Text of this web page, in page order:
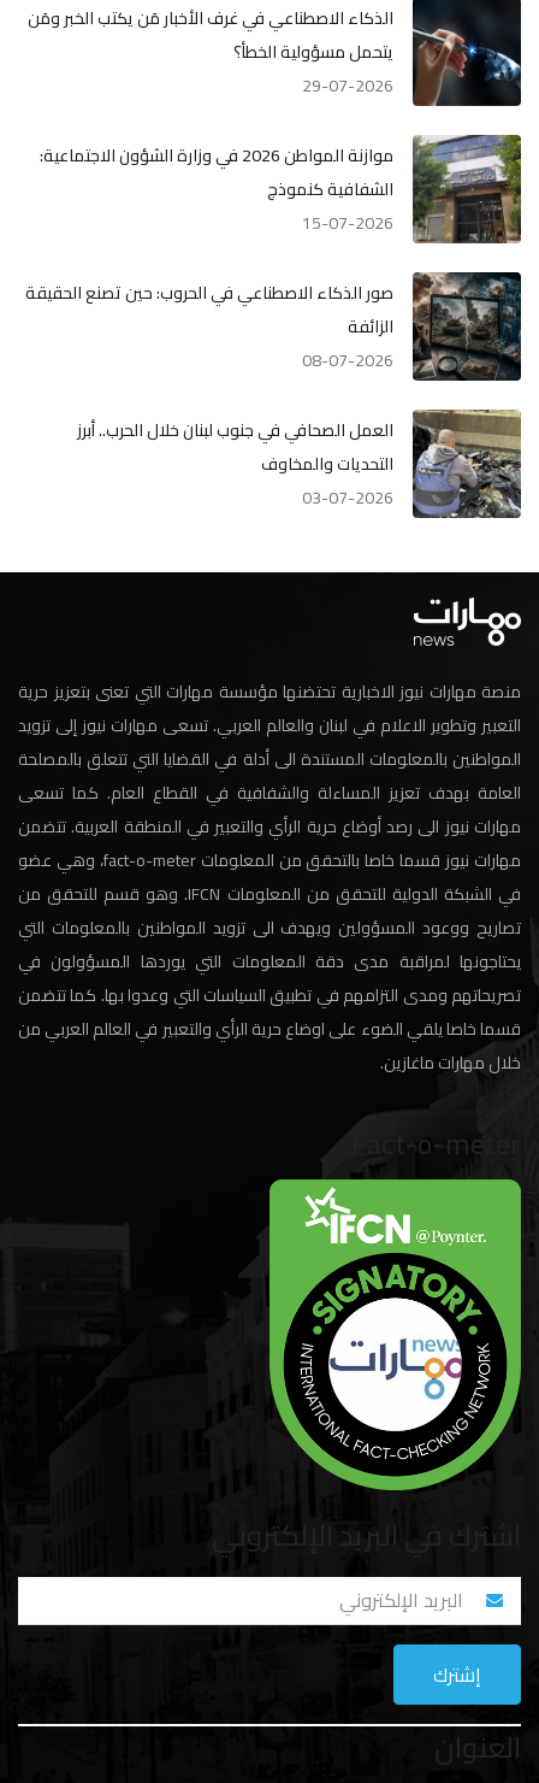
الذكاء الاصطناعي في غرف الأخبار مَن يكتب الخبر ومَن
يتحمل مسؤولية الخطأ؟
29-07-2026
موازنة المواطن 2026 في وزارة الشؤون الاجتماعية:
الشفافية كنموذج
15-07-2026
صور الذكاء الاصطناعي في الحروب: حين تصنع الحقيقة
الزائفة
08-07-2026
العمل الصحافي في جنوب لبنان خلال الحرب.. أبرز
التحديات والمخاوف
03-07-2026
منصة مهارات نيوز الاخبارية تحتضنها مؤسسة مهارات التي تعنى بتعزيز حرية
التعبير وتطوير الاعلام في لبنان والعالم العربي. تسعى مهارات نيوز إلى تزويد
المواطنين بالمعلومات المستندة الى أدلة في القضايا التي تتعلق بالمصلحة
العامة بهدف تعزيز المساءلة والشفافية في القطاع العام. كما تسعى
مهارات نيوز الى رصد أوضاع حرية الرأي والتعبير في المنطقة العربية. تتضمن
مهارات نيوز قسما خاصا بالتحقق من المعلومات fact-o-meter، وهي عضو
في الشبكة الدولية للتحقق من المعلومات IFCN. وهو قسم للتحقق من
تصاريح ووعود المسؤولين ويهدف الى تزويد المواطنين بالمعلومات التي
يحتاجونها لمراقبة مدى دقة المعلومات التي يوردها المسؤولون في
تصريحاتهم ومدى التزامهم في تطبيق السياسات التي وعدوا بها. كما تتضمن
قسما خاصا يلقي الضوء على اوضاع حرية الرأي والتعبير في العالم العربي من
خلال مهارات ماغازين.
Fact-o-meter
اشترك في البريد الإلكتروني
العنوان